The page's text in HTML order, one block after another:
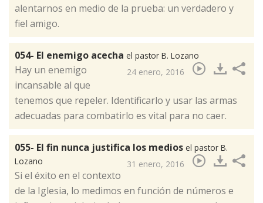
alentarnos en medio de la prueba: un verdadero y
fiel amigo.
054- El enemigo acecha el pastor B. Lozano
24 enero, 2016
​Hay un enemigo
incansable al que
tenemos que repeler. Identificarlo y usar las armas
adecuadas para combatirlo es vital para no caer.
055- El fin nunca justifica los medios el pastor B.
Lozano
31 enero, 2016
​Si el éxito en el contexto
de la Iglesia, lo medimos en función de números e